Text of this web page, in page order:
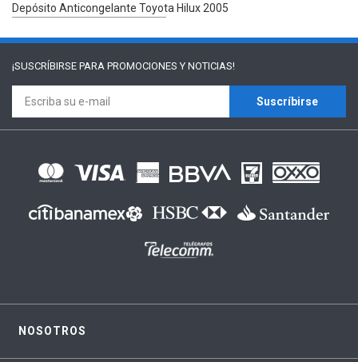
Depósito Anticongelante Toyota Hilux 2005
¡SUSCRÍBIRSE PARA PROMOCIONES Y NOTICIAS!
Suscríbirse
NOSOTROS